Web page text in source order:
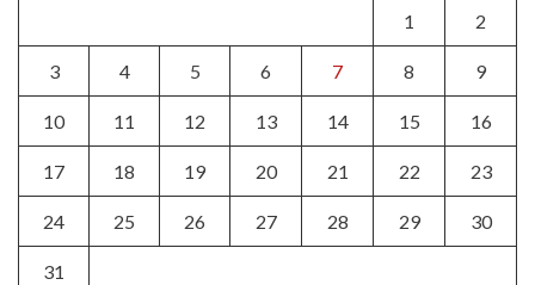
1 2
3 4 5 6 7 8 9
10 11 12 13 14 15 16
17 18 19 20 21 22 23
24 25 26 27 28 29 30
31